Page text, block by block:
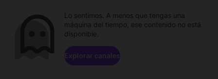
Lo sentimos. A menos que tengas una
máquina del tiempo, ese contenido no está
disponible.
Explorar canales